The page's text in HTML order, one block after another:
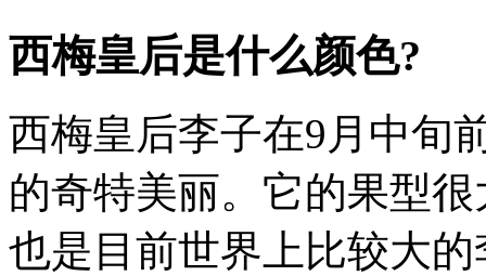
西梅皇后是什么颜色?
西梅皇后李子在9月中旬
的奇特美丽。它的果型
也是目前世界上比较大